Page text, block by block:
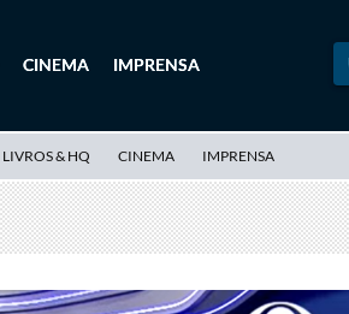
CINEMA IMPRENSA
LIVROS & HQ CINEMA IMPRENSA